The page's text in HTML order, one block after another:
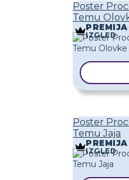
Poster
Temu
PREMIJA
IZGLED
Poster
Temu Jaja
PREMIJA
IZGLED